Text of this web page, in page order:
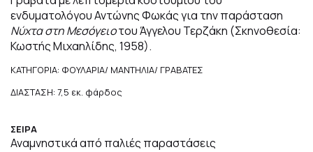
ενδυματολόγου Αντώνης Φωκάς για την παράσταση
Νύχτα στη Μεσόγειοτου Άγγελου Τερζάκη (Σκηνοθεσία:
Κωστής Μιχαηλίδης, 1958).
ΚΑΤΗΓΟΡΙΑ: ΦΟΥΛΑΡΙΑ/ ΜΑΝΤΗΛΙΑ/ ΓΡΑΒΑΤΕΣ
ΔΙΑΣΤΑΣΗ: 7,5 εκ. φάρδος
ΣΕΙΡΑ
Αναμνηστικά από παλιές παραστάσεις